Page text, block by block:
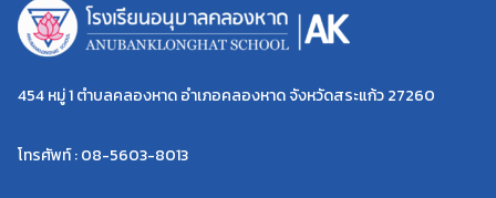
454 หมู่ 1 ตำบลคลองหาด อำเภอคลองหาด จังหวัดสระแก้ว 27260
โทรศัพท์ : 08-5603-8013